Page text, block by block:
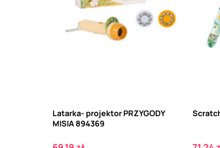
Latarka- projektor PRZYGODY
MISIA 894369